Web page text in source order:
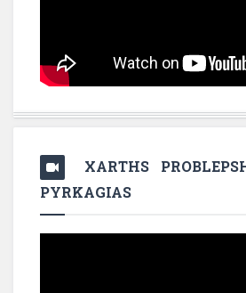
XARTHS
PYRKAGIAS